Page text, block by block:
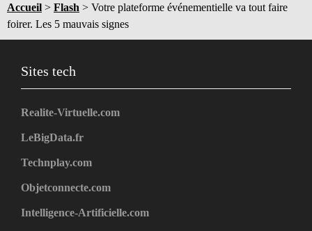
Accueil > Flash > Votre plateforme événementielle va tout faire
foirer. Les 5 mauvais signes
Sites tech
Realite-Virtuelle.com
LeBigData.fr
Technplay.com
Objetconnecte.com
Intelligence-Artificielle.com